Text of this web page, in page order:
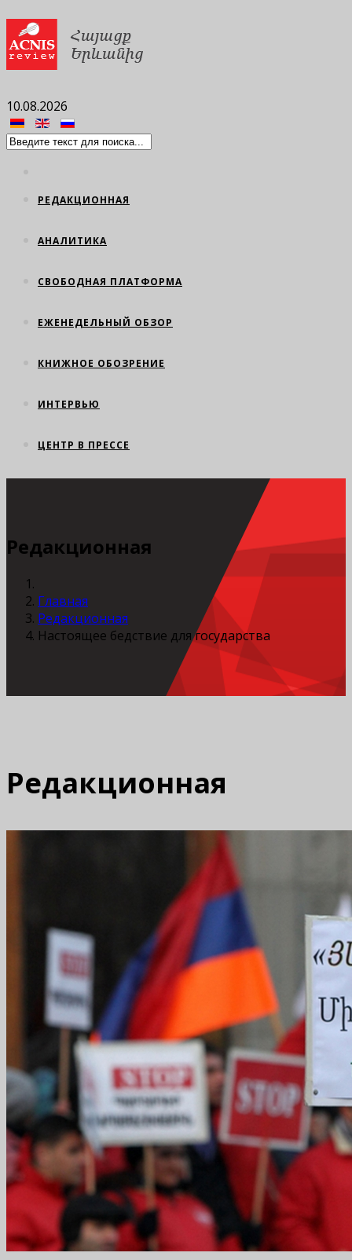
10.08.2026
РЕДАКЦИОННАЯ
АНАЛИТИКА
СВОБОДНАЯ ПЛАТФОРМА
ЕЖЕНЕДЕЛЬНЫЙ ОБЗОР
КНИЖНОЕ ОБОЗРЕНИЕ
ИНТЕРВЬЮ
ЦЕНТР В ПРЕССЕ
Редакционная
Главная
Редакционная
Настоящее бедствие для государства
Редакционная